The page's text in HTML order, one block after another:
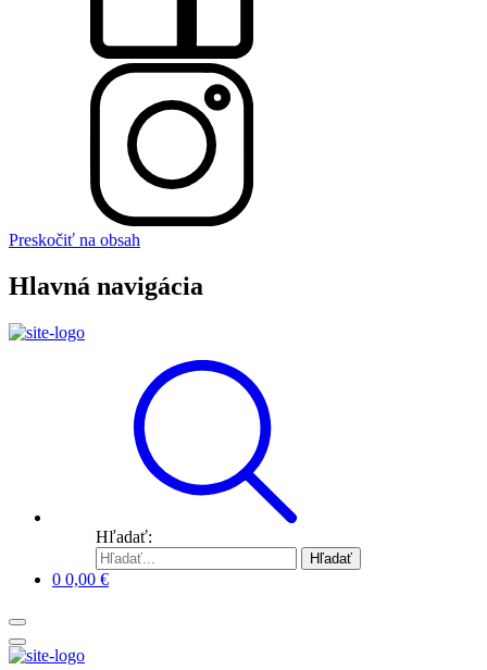
Preskočiť na obsah
Hlavná navigácia
Hľadať:
Hľadať
0 0,00 €